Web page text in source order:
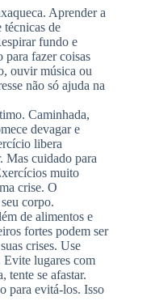
Aprender a
técnicas de
fundo e
para fazer coisas
ouvir música ou
não só ajuda na
Caminhada,
devagar e
libera
Mas cuidado para
muito
crise. O
corpo.
de alimentos e
fortes podem ser
crises. Use
Evite lugares com
tente se afastar.
para evitá-los. Isso